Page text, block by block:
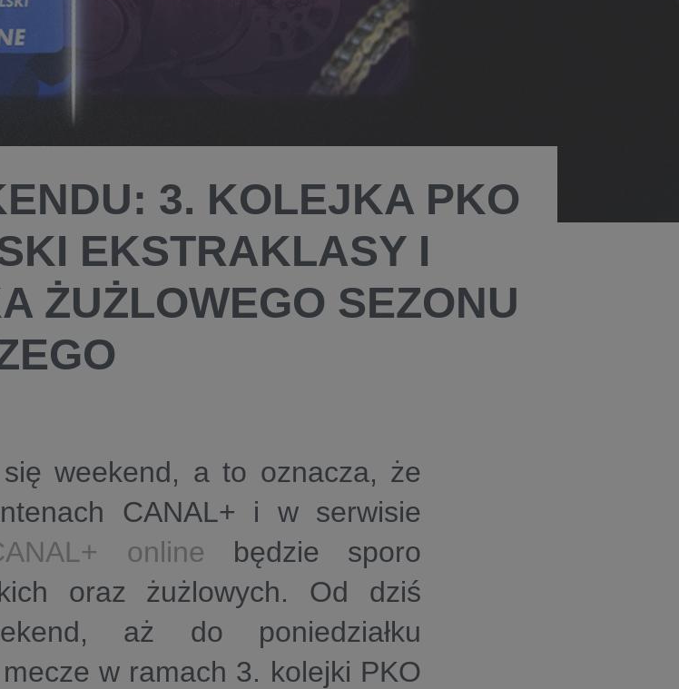
3. KOLEJKA PKO
EKSTRAKLASY I
ŻUŻLOWEGO SEZONU
się weekend, a to oznacza, że
CANAL+ i w serwisie
online będzie sporo
oraz żużlowych. Od dziś
aż do poniedziałku
w ramach 3. kolejki PKO